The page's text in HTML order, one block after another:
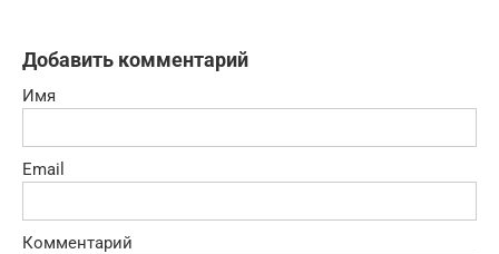
Добавить комментарий
Имя
Email
Комментарий